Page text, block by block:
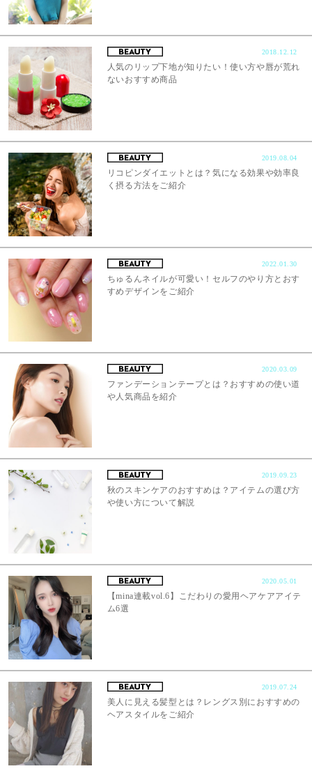
2018.12.12
人気のリップ下地が知りたい！使い方や唇が荒れ
ないおすすめ商品
2019.08.04
リコピンダイエットとは？気になる効果や効率良
く摂る方法をご紹介
2022.01.30
ちゅるんネイルが可愛い！セルフのやり方とおす
すめデザインをご紹介
2020.03.09
ファンデーションテープとは？おすすめの使い道
や人気商品を紹介
2019.09.23
秋のスキンケアのおすすめは？アイテムの選び方
や使い方について解説
2020.05.01
【mina連載vol.6】こだわりの愛用ヘアケアアイテ
ム6選
2019.07.24
美人に見える髪型とは？レングス別におすすめの
ヘアスタイルをご紹介